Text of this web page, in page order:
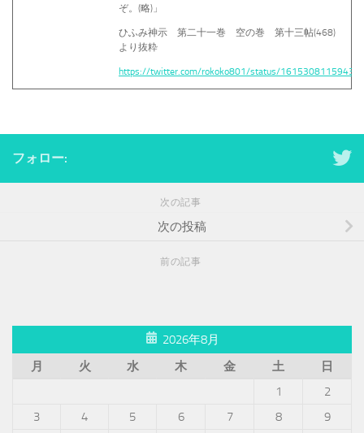
ぞ。(略)」
ひふみ神示 第二十一巻 空の巻 第十三帖(468)
より抜粋
https://twitter.com/rokoko801/status/
フォロー:
次の記事
次の投稿
前の記事
2026年8月
月
火 水 木 金 土
日
1
2
3
4 5 6 7 8
9